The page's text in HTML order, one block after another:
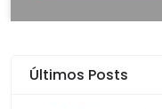
Últimos Posts